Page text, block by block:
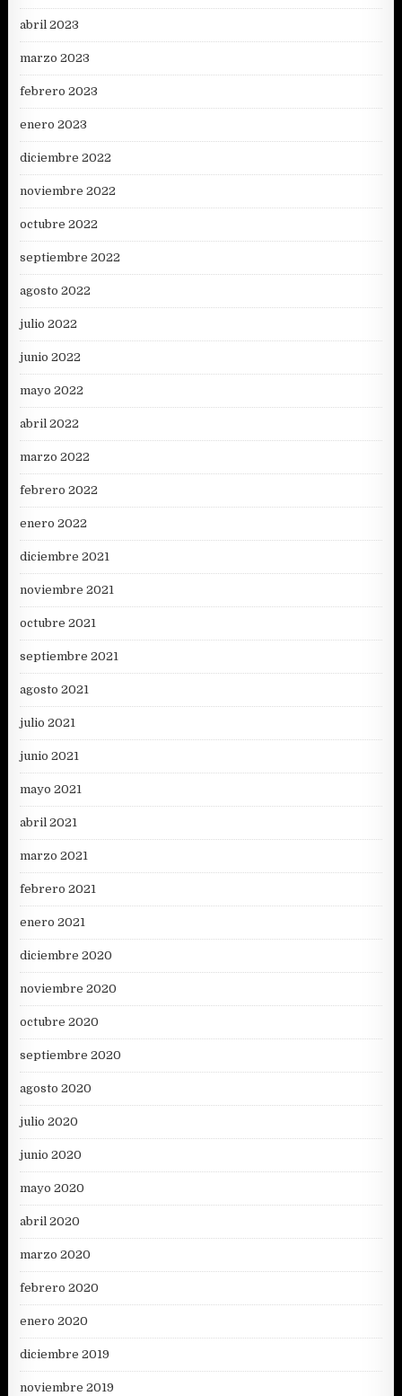
abril 2023
marzo 2023
febrero 2023
enero 2023
diciembre 2022
noviembre 2022
octubre 2022
septiembre 2022
agosto 2022
julio 2022
junio 2022
mayo 2022
abril 2022
marzo 2022
febrero 2022
enero 2022
diciembre 2021
noviembre 2021
octubre 2021
septiembre 2021
agosto 2021
julio 2021
junio 2021
mayo 2021
abril 2021
marzo 2021
febrero 2021
enero 2021
diciembre 2020
noviembre 2020
octubre 2020
septiembre 2020
agosto 2020
julio 2020
junio 2020
mayo 2020
abril 2020
marzo 2020
febrero 2020
enero 2020
diciembre 2019
noviembre 2019